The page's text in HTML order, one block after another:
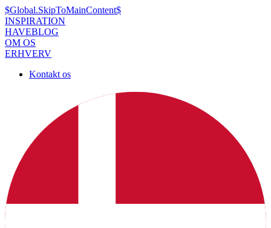
$Global.SkipToMainContent$
INSPIRATION
HAVEBLOG
OM OS
ERHVERV
Kontakt os